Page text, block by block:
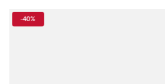
-40%